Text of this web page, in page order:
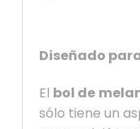
Diseñado
El bol de
sólo tiene un